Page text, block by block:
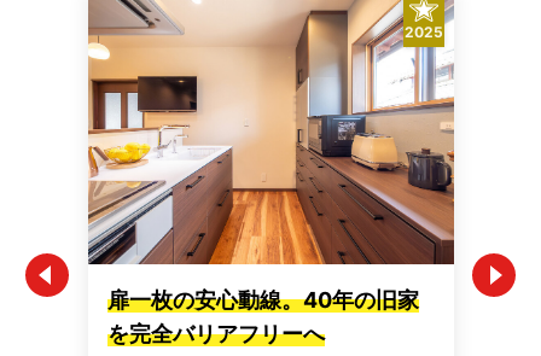
2025
扉一枚の安心動線。40年の旧家
を完全バリアフリーへ